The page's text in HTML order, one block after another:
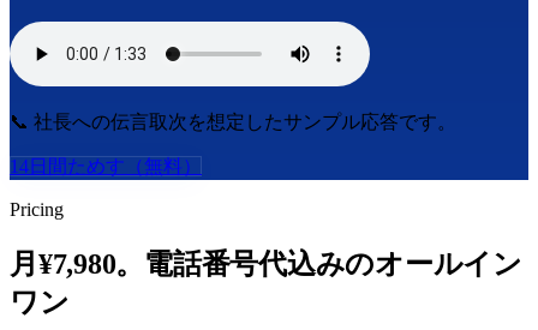
📞 社長への伝言取次を想定したサンプル応答です。
14日間ためす（無料）
Pricing
月¥7,980。電話番号代込みのオールイン
ワン